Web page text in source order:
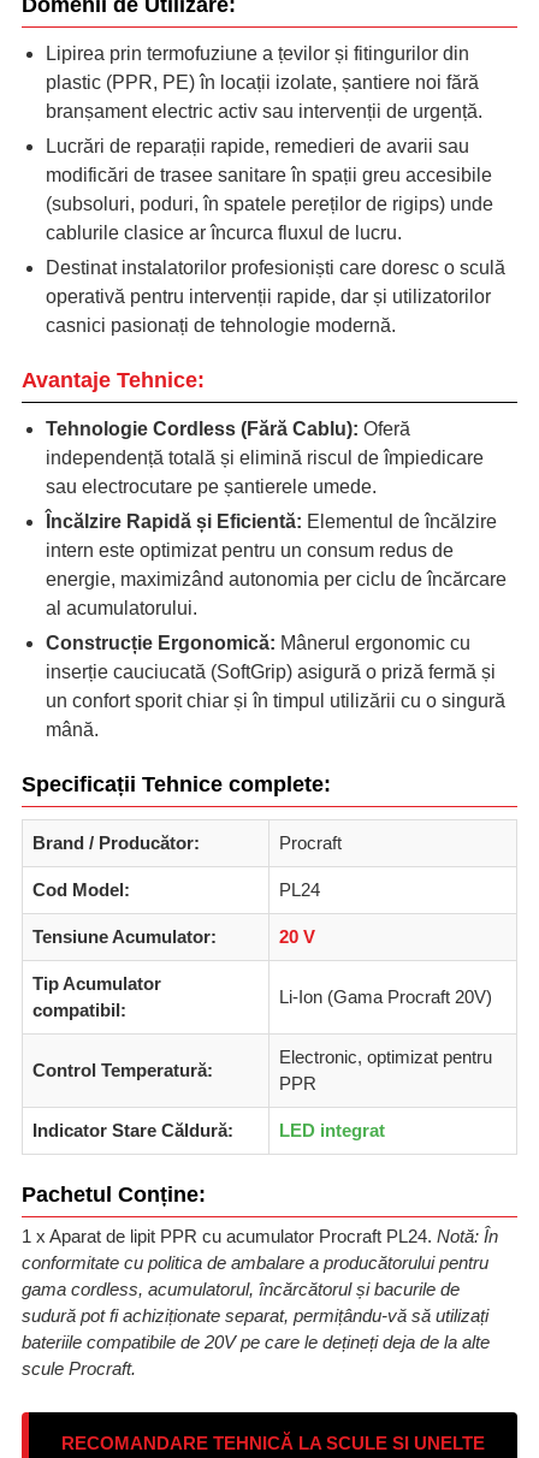
Domenii de Utilizare:
Lipirea prin termofuziune a țevilor și fitingurilor din
plastic (PPR, PE) în locații izolate, șantiere noi fără
branșament electric activ sau intervenții de urgență.
Lucrări de reparații rapide, remedieri de avarii sau
modificări de trasee sanitare în spații greu accesibile
(subsoluri, poduri, în spatele pereților de rigips) unde
cablurile clasice ar încurca fluxul de lucru.
Destinat instalatorilor profesioniști care doresc o sculă
operativă pentru intervenții rapide, dar și utilizatorilor
casnici pasionați de tehnologie modernă.
Avantaje Tehnice:
Tehnologie Cordless (Fără Cablu): Oferă
independență totală și elimină riscul de împiedicare
sau electrocutare pe șantierele umede.
Încălzire Rapidă și Eficientă: Elementul de încălzire
intern este optimizat pentru un consum redus de
energie, maximizând autonomia per ciclu de încărcare
al acumulatorului.
Construcție Ergonomică: Mânerul ergonomic cu
inserție cauciucată (SoftGrip) asigură o priză fermă și
un confort sporit chiar și în timpul utilizării cu o singură
mână.
Specificații Tehnice complete:
Brand / Producător: Procraft
Cod Model: PL24
Tensiune Acumulator: 20 V
Tip Acumulator
compatibil:
Li-Ion (Gama Procraft 20V)
Control Temperatură:
Electronic, optimizat pentru
PPR
Indicator Stare Căldură: LED integrat
Pachetul Conține:
1 x Aparat de lipit PPR cu acumulator Procraft PL24. Notă: În
conformitate cu politica de ambalare a producătorului pentru
gama cordless, acumulatorul, încărcătorul și bacurile de
sudură pot fi achiziționate separat, permițându-vă să utilizați
bateriile compatibile de 20V pe care le dețineți deja de la alte
scule Procraft.
RECOMANDARE TEHNICĂ LA SCULE SI UNELTE